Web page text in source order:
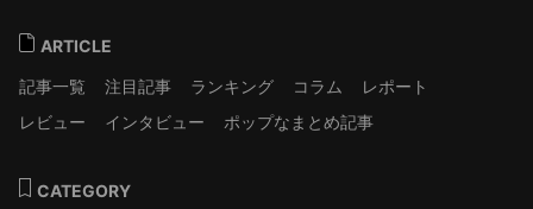
ARTICLE
記事一覧
注目記事 ランキング コラム
レポート
レビュー
インタビュー ポップなまとめ記事
CATEGORY